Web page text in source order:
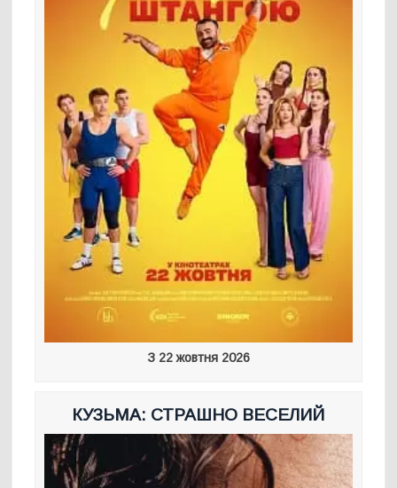
З 22 жовтня 2026
КУЗЬМА: СТРАШНО ВЕСЕЛИЙ